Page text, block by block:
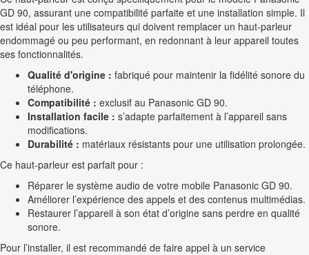
GD 90, assurant une compatibilité parfaite et une installation simple. Il
est idéal pour les utilisateurs qui doivent remplacer un haut-parleur
endommagé ou peu performant, en redonnant à leur appareil toutes
ses fonctionnalités.
Qualité d'origine : fabriqué pour maintenir la fidélité sonore du
téléphone.
Compatibilité : exclusif au Panasonic GD 90.
Installation facile : s’adapte parfaitement à l’appareil sans
modifications.
Durabilité : matériaux résistants pour une utilisation prolongée.
Ce haut-parleur est parfait pour :
Réparer le système audio de votre mobile Panasonic GD 90.
Améliorer l’expérience des appels et des contenus multimédias.
Restaurer l’appareil à son état d’origine sans perdre en qualité
sonore.
Pour l’installer, il est recommandé de faire appel à un service